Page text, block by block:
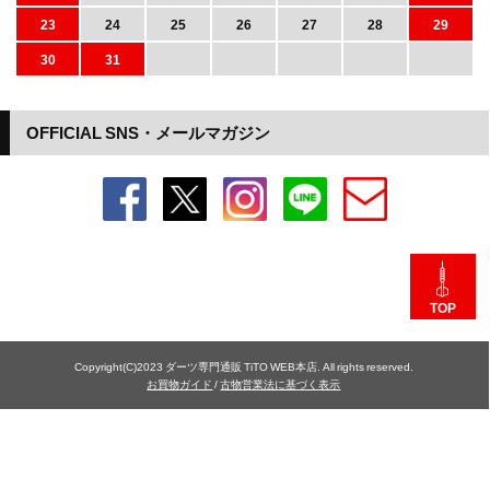
OFFICIAL SNS・メールマガジン
23
24 25 26 27 28
29
30
31
TOP
Copyright(C)2023 ダーツ専門通販 TiTO WEB本店. All rights reserved.
お買物ガイド /古物営業法に基づく表示